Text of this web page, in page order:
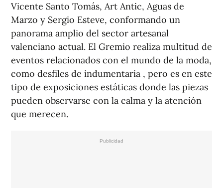
Vicente Santo Tomás, Art Antic, Aguas de
Marzo y Sergio Esteve, conformando un
panorama amplio del sector artesanal
valenciano actual. El Gremio realiza multitud de
eventos relacionados con el mundo de la moda,
como desfiles de indumentaria , pero es en este
tipo de exposiciones estáticas donde las piezas
pueden observarse con la calma y la atención
que merecen.